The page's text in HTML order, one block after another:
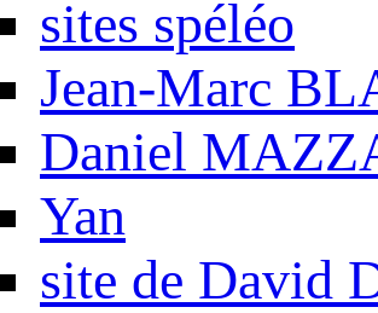
sites spéléo
Jean-Marc
Daniel
Yan
site de David